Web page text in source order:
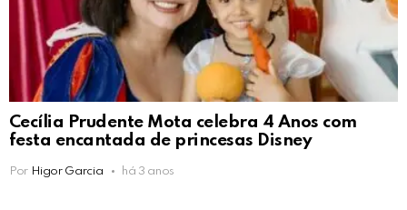
Cecília Prudente Mota celebra 4 Anos com
festa encantada de princesas Disney
Por Higor Garcia há 3 anos